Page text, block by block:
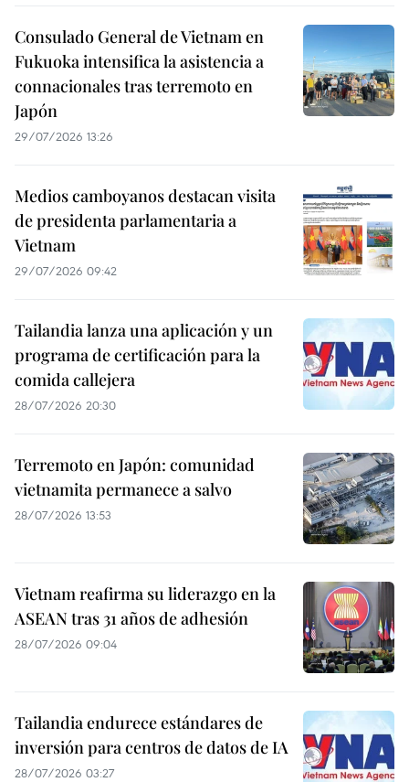
Consulado General de Vietnam en
Fukuoka intensifica la asistencia a
connacionales tras terremoto en
Japón
29/07/2026 13:26
Medios camboyanos destacan visita
de presidenta parlamentaria a
Vietnam
29/07/2026 09:42
Tailandia lanza una aplicación y un
programa de certificación para la
comida callejera
28/07/2026 20:30
Terremoto en Japón: comunidad
vietnamita permanece a salvo
28/07/2026 13:53
Vietnam reafirma su liderazgo en la
ASEAN tras 31 años de adhesión
28/07/2026 09:04
Tailandia endurece estándares de
inversión para centros de datos de IA
28/07/2026 03:27